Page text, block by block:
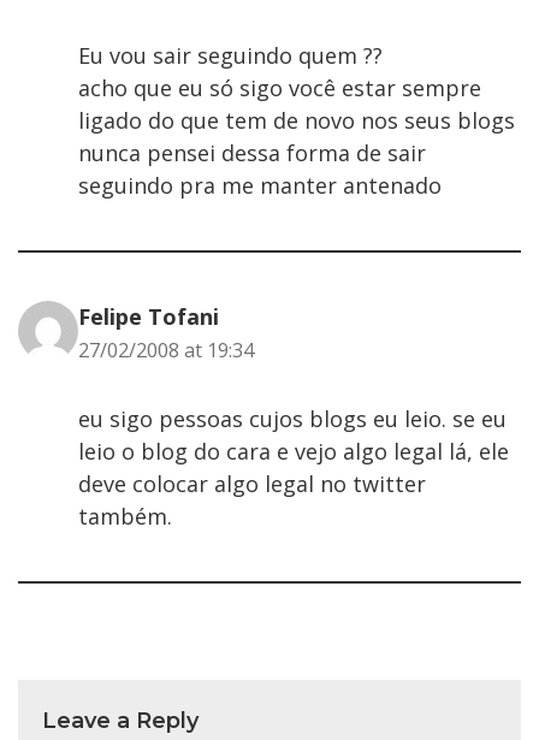
Eu vou sair seguindo quem ??
acho que eu só sigo você estar sempre
ligado do que tem de novo nos seus blogs
nunca pensei dessa forma de sair
seguindo pra me manter antenado
Felipe Tofani
27/02/2008 at 19:34
eu sigo pessoas cujos blogs eu leio. se eu
leio o blog do cara e vejo algo legal lá, ele
deve colocar algo legal no twitter
também.
Leave a Reply